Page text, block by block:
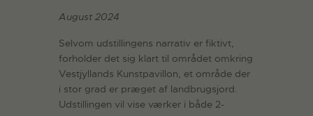
August 2024
Selvom udstillingens narrativ er fiktivt,
forholder det sig klart til området omkring
Vestjyllands Kunstpavillon, et område der
i stor grad er præget af landbrugsjord.
Udstillingen vil vise værker i både 2-